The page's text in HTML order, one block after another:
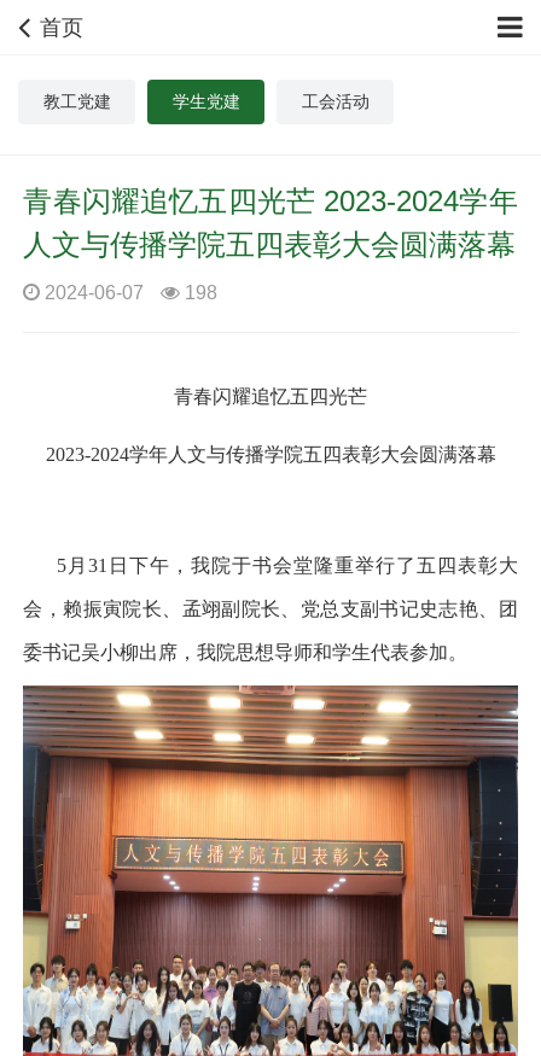
首页
教工党建 学生党建 工会活动
青春闪耀追忆五四光芒 2023-2024学年
人文与传播学院五四表彰大会圆满落幕
2024-06-07 198
青春闪耀追忆五四光芒
2023-2024学年人文与传播学院五四表彰大会圆满落幕
5月31日下午，我院于书会堂隆重举行了五四表彰大
会， 赖振寅院长、孟翊副院长、党总支副书记史志艳、团
委书记吴小柳出席，我院思想导师和学生代表参加。